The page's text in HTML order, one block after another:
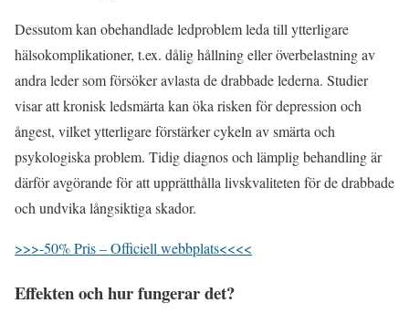
Dessutom kan obehandlade ledproblem leda till ytterligare
hälsokomplikationer, t.ex. dålig hållning eller överbelastning av
andra leder som försöker avlasta de drabbade lederna. Studier
visar att kronisk ledsmärta kan öka risken för depression och
ångest, vilket ytterligare förstärker cykeln av smärta och
psykologiska problem. Tidig diagnos och lämplig behandling är
därför avgörande för att upprätthålla livskvaliteten för de drabbade
och undvika långsiktiga skador.
>>>-50% Pris – Officiell webbplats<<<<
Effekten och hur fungerar det?